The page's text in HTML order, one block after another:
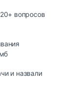
вопросов
и назвали